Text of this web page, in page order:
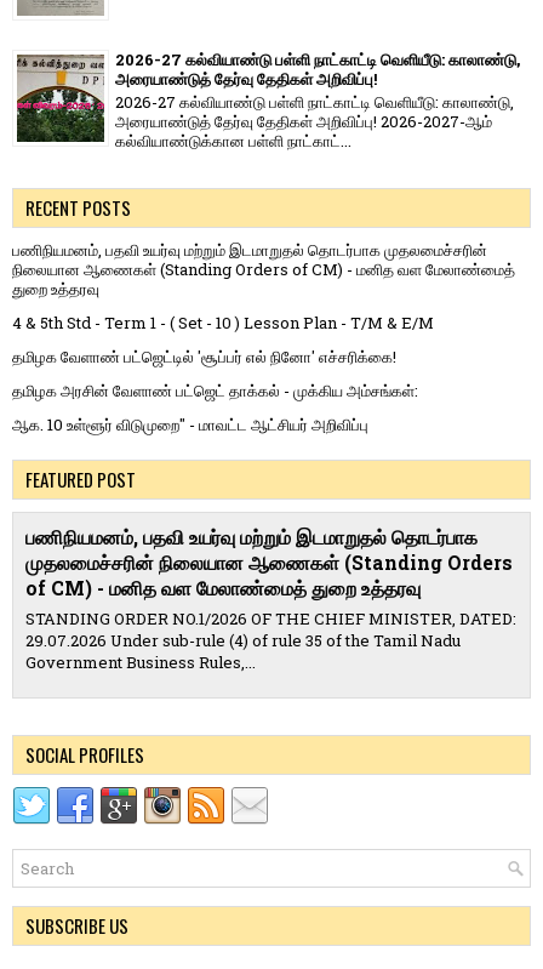
2026-27 கல்வியாண்டு பள்ளி நாட்காட்டி வெளியீடு: காலாண்டு,
அரையாண்டுத் தேர்வு தேதிகள் அறிவிப்பு!
2026-27 கல்வியாண்டு பள்ளி நாட்காட்டி வெளியீடு: காலாண்டு,
அரையாண்டுத் தேர்வு தேதிகள் அறிவிப்பு! 2026-2027-ஆம்
கல்வியாண்டுக்கான பள்ளி நாட்காட்...
RECENT POSTS
பணிநியமனம், பதவி உயர்வு மற்றும் இடமாறுதல் தொடர்பாக முதலமைச்சரின்
நிலையான ஆணைகள் (Standing Orders of CM) - மனித வள மேலாண்மைத்
துறை உத்தரவு
4 & 5th Std - Term 1 - ( Set - 10 ) Lesson Plan - T/M & E/M
தமிழக வேளாண் பட்ஜெட்டில் 'சூப்பர் எல் நினோ' எச்சரிக்கை!
தமிழக அரசின் வேளாண் பட்ஜெட் தாக்கல் - முக்கிய அம்சங்கள்:
ஆக. 10 உள்ளூர் விடுமுறை" - மாவட்ட ஆட்சியர் அறிவிப்பு
FEATURED POST
பணிநியமனம், பதவி உயர்வு மற்றும் இடமாறுதல் தொடர்பாக
முதலமைச்சரின் நிலையான ஆணைகள் (Standing Orders
of CM) - மனித வள மேலாண்மைத் துறை உத்தரவு
STANDING ORDER NO.1/2026 OF THE CHIEF MINISTER, DATED:
29.07.2026 Under sub-rule (4) of rule 35 of the Tamil Nadu
Government Business Rules,...
SOCIAL PROFILES
SUBSCRIBE US